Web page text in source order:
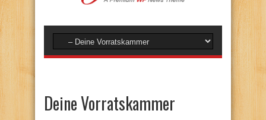
Deine Vorratskammer